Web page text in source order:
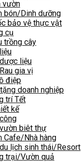
vườn
bón/Dinh dưỡng
bảo vệ thực vật
cụ
trồng cây
liệu
gia vị
điệp
doanh nghiệp
trí Tết
kế
biêt thự
Cafe/Nhà hàng
lịch sinh thái/Resort
trại/Vườn quả